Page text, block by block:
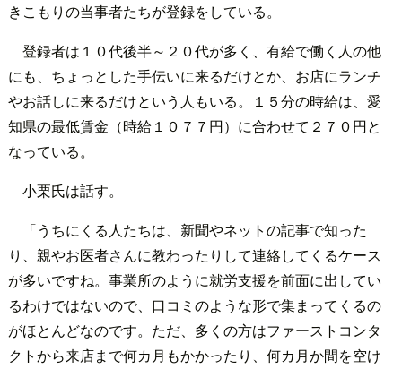
きこもりの当事者たちが登録をしている。
登録者は１０代後半～２０代が多く、有給で働く人の他
にも、ちょっとした手伝いに来るだけとか、お店にランチ
やお話しに来るだけという人もいる。１５分の時給は、愛
知県の最低賃金（時給１０７７円）に合わせて２７０円と
なっている。
小栗氏は話す。
「うちにくる人たちは、新聞やネットの記事で知った
り、親やお医者さんに教わったりして連絡してくるケース
が多いですね。事業所のように就労支援を前面に出してい
るわけではないので、口コミのような形で集まってくるの
がほとんどなのです。ただ、多くの方はファーストコンタ
クトから来店まで何カ月もかかったり、何カ月か間を空け